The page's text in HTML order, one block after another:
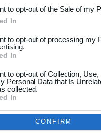
to opt-out of the Sale of my
In
to opt-out of processing my
In
to opt-out of Collection,
Personal Data that Is
collected.
In
CONFIRM
EN